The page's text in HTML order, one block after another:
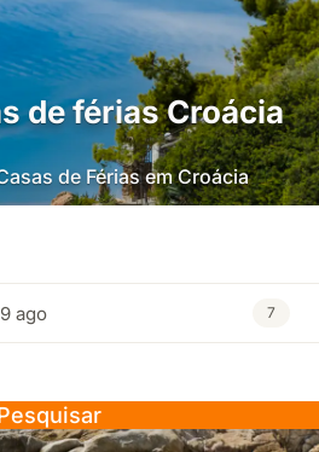
de férias Croácia
de Férias em Croácia
ago 7